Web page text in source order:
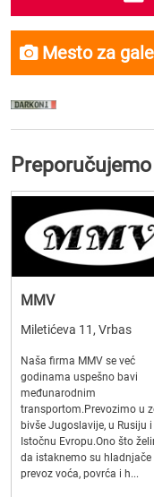
Mesto za
Preporučujemo
MMV
Miletićeva 11, Vrbas
Naša firma MMV se već
godinama uspešno bavi
međunarodnim
transportom.Prevozimo u
bivše Jugoslavije, u Rusiju i
Istočnu Evropu.Ono što
da istaknemo su hladnjače
prevoz voća, povrća i h...